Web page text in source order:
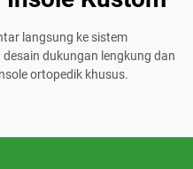
langsung ke sistem
dukungan lengkung dan
ortopedik khusus.